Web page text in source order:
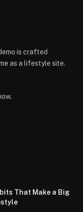
is crafted
as a lifestyle site.
That Make a Big